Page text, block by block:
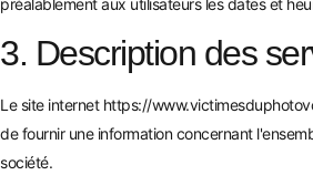
préalablement aux utilisateurs les dates et
3. Description des
Le site internet https://
de fournir une information concernant
société.